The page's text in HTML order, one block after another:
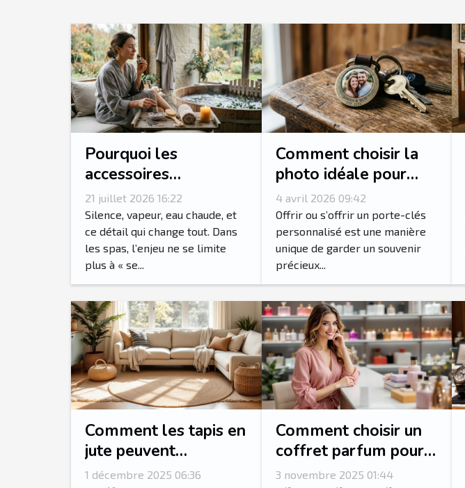
Pourquoi les
accessoires
transforment-ils
l’expérience spa en
rituel sensoriel ?
21 juillet 2026 16:22
Silence, vapeur, eau chaude, et
ce détail qui change tout. Dans
les spas, l’enjeu ne se limite
plus à « se...
Comment choisir la
photo idéale pour
votre porte-clés
personnalisé?
4 avril 2026 09:42
Offrir ou s’offrir un porte-clés
personnalisé est une manière
unique de garder un souvenir
précieux...
Comment les tapis en
jute peuvent
transformer votre
1 décembre 2025 06:36
Comment choisir un
coffret parfum pour
femme idéal ?
3 novembre 2025 01:44